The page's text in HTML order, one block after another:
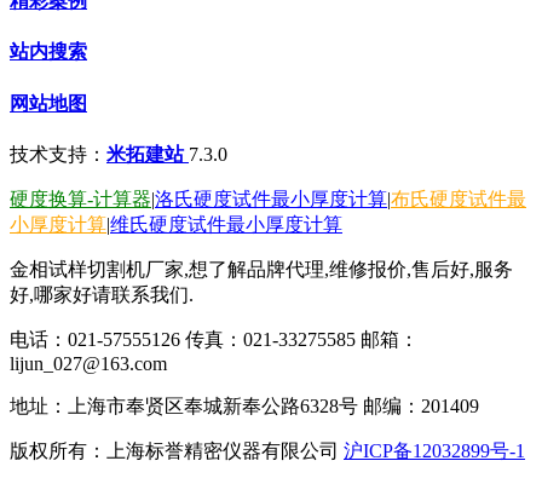
站内搜索
网站地图
技术支持： 米拓建站 7.3.0
硬度换算-计算器|洛氏硬度试件最小厚度计算|布氏硬度试件最
小厚度计算|维氏硬度试件最小厚度计算
金相试样切割机厂家,想了解品牌代理,维修报价,售后好,服务
好,哪家好请联系我们.
电话：021-57555126 传真：021-33275585 邮箱：
lijun_027@163.com
地址：上海市奉贤区奉城新奉公路6328号 邮编：201409
版权所有：上海标誉精密仪器有限公司 沪ICP备12032899号-1